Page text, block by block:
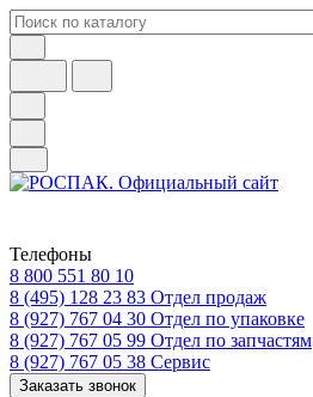
Телефоны
8 800 551 80 10
8 (495) 128 23 83 Отдел продаж
8 (927) 767 04 30 Отдел по упаковке
8 (927) 767 05 99 Отдел по запчастям
8 (927) 767 05 38 Сервис
Заказать звонок